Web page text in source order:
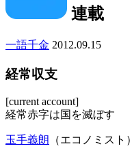
連載
一語千金 2012.09.15
経常収支
[current account]
経常赤字は国を滅ぼす
玉手義朗 （エコノミスト）